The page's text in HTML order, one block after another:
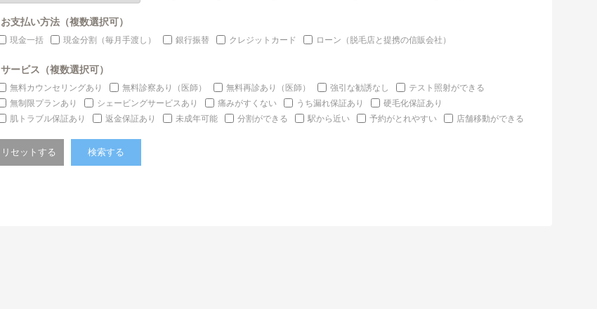
お支払い方法（複数選択可）
現金一括 現金分割（毎月手渡し） 銀行振替 クレジットカード ローン（脱毛店と提携の信販会社）
サービス（複数選択可）
無料カウンセリングあり 無料診察あり（医師） 無料再診あり（医師） 強引な勧誘なし
テスト照射ができる
無制限プランあり
シェービングサービスあり 痛みがすくない うち漏れ保証あり
硬毛化保証あり
肌トラブル保証あり
返金保証あり 未成年可能 分割ができる 駅から近い 予約がとれやすい 店舗移動ができる